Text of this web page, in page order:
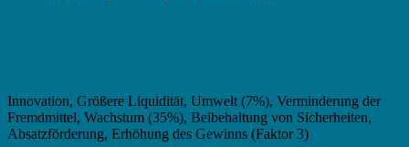
Innovation, Größere Liquidität, Umwelt (7%), Verminderung der
Fremdmittel, Wachstum (35%), Beibehaltung von Sicherheiten,
Absatzförderung, Erhöhung des Gewinns (Faktor 3)